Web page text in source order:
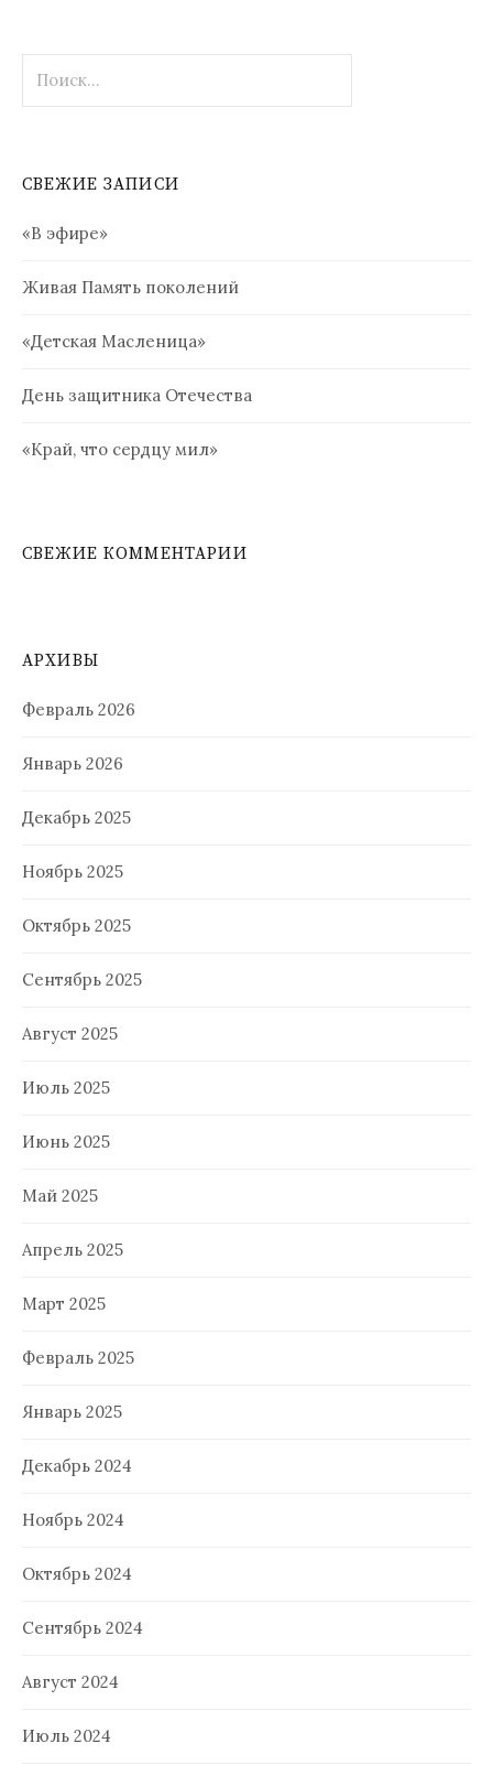
СВЕЖИЕ ЗАПИСИ
«В эфире»
Живая Память поколений
«Детская Масленица»
День защитника Отечества
«Край, что сердцу мил»
СВЕЖИЕ КОММЕНТАРИИ
АРХИВЫ
Февраль 2026
Январь 2026
Декабрь 2025
Ноябрь 2025
Октябрь 2025
Сентябрь 2025
Август 2025
Июль 2025
Июнь 2025
Май 2025
Апрель 2025
Март 2025
Февраль 2025
Январь 2025
Декабрь 2024
Ноябрь 2024
Октябрь 2024
Сентябрь 2024
Август 2024
Июль 2024